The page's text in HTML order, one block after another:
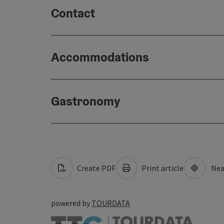
Contact
Accommodations
Gastronomy
Create PDF Print article
powered by TOURDATA